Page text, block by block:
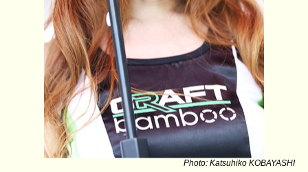
Photo: Katsuhiko KOBAYASHI